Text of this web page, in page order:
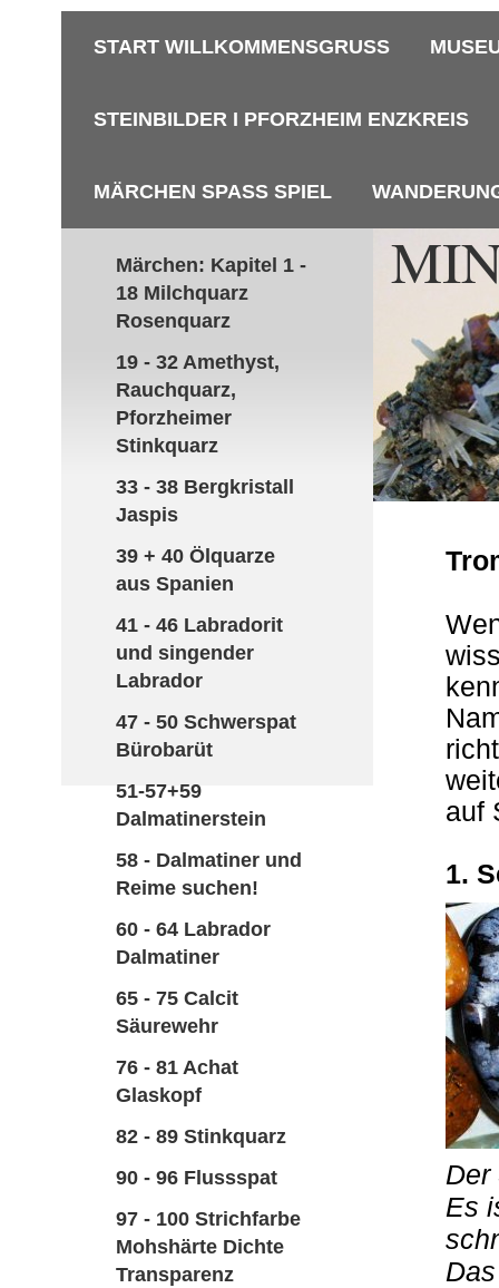
START WILLKOMMENSGRUSS
STEINBILDER I PFORZHEIM ENZKREIS
MÄRCHEN SPASS SPIEL
Märchen: Kapitel 1 -
18 Milchquarz
Rosenquarz
19 - 32 Amethyst,
Rauchquarz,
Pforzheimer
Stinkquarz
33 - 38 Bergkristall
Jaspis
39 + 40 Ölquarze
aus Spanien
41 - 46 Labradorit
und singender
Labrador
47 - 50 Schwerspat
Bürobarüt
51-57+59
Dalmatinerstein
58 - Dalmatiner und
Reime suchen!
60 - 64 Labrador
Dalmatiner
65 - 75 Calcit
Säurewehr
76 - 81 Achat
Glaskopf
82 - 89 Stinkquarz
90 - 96 Flussspat
97 - 100 Strichfarbe
Mohshärte Dichte
Transparenz
auf
1.
Der
Es